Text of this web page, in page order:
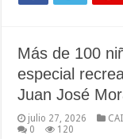
Más de 100
especial
Juan José
julio 27, 2026
0
120